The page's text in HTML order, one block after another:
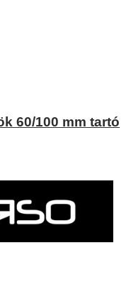
60/100 mm tartó